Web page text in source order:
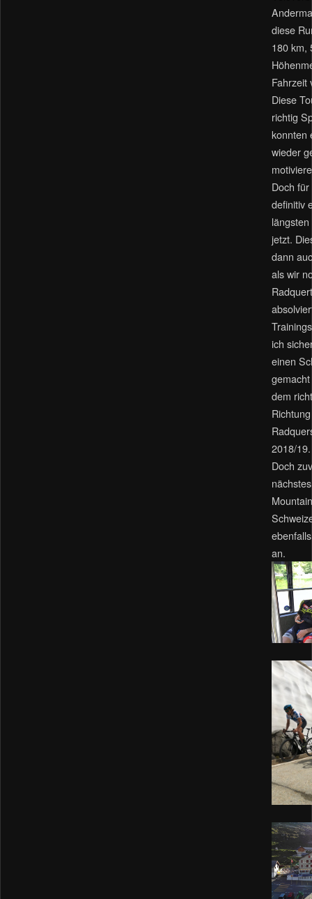
diese
180 km,
Fahrzeit
Diese
richtig
konnten
wieder
Doch
definitiv
jetzt.
dann
als wir
ich
einen
dem
Richtung
2018/19.
Doch
an.